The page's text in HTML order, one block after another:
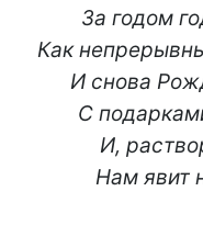
За годом
Как
И снова
С
И,
Нам явит